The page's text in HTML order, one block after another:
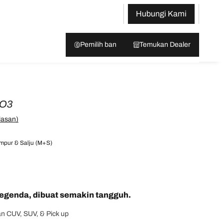
Hubungi Kami
Pemilih ban Temukan Dealer
& Salju (M+S)
dibuat semakin tangguh.
CUV, SUV, & Pick up